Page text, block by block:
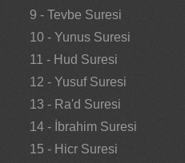
9 - Tevbe Suresi
10 - Yunus Suresi
11 - Hud Suresi
12 - Yusuf Suresi
13 - Ra'd Suresi
14 - İbrahim Suresi
15 - Hicr Suresi